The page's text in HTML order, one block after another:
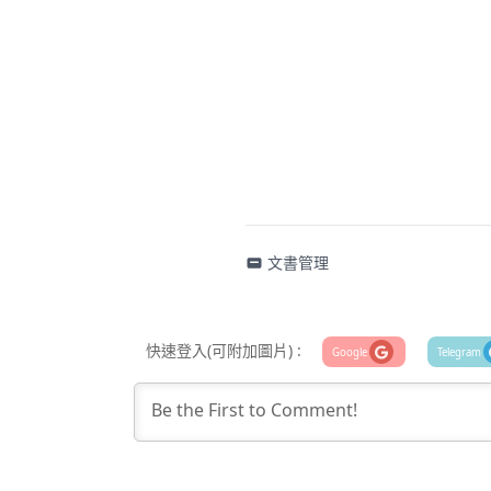
文書管理
快速登入(可附加圖片) :